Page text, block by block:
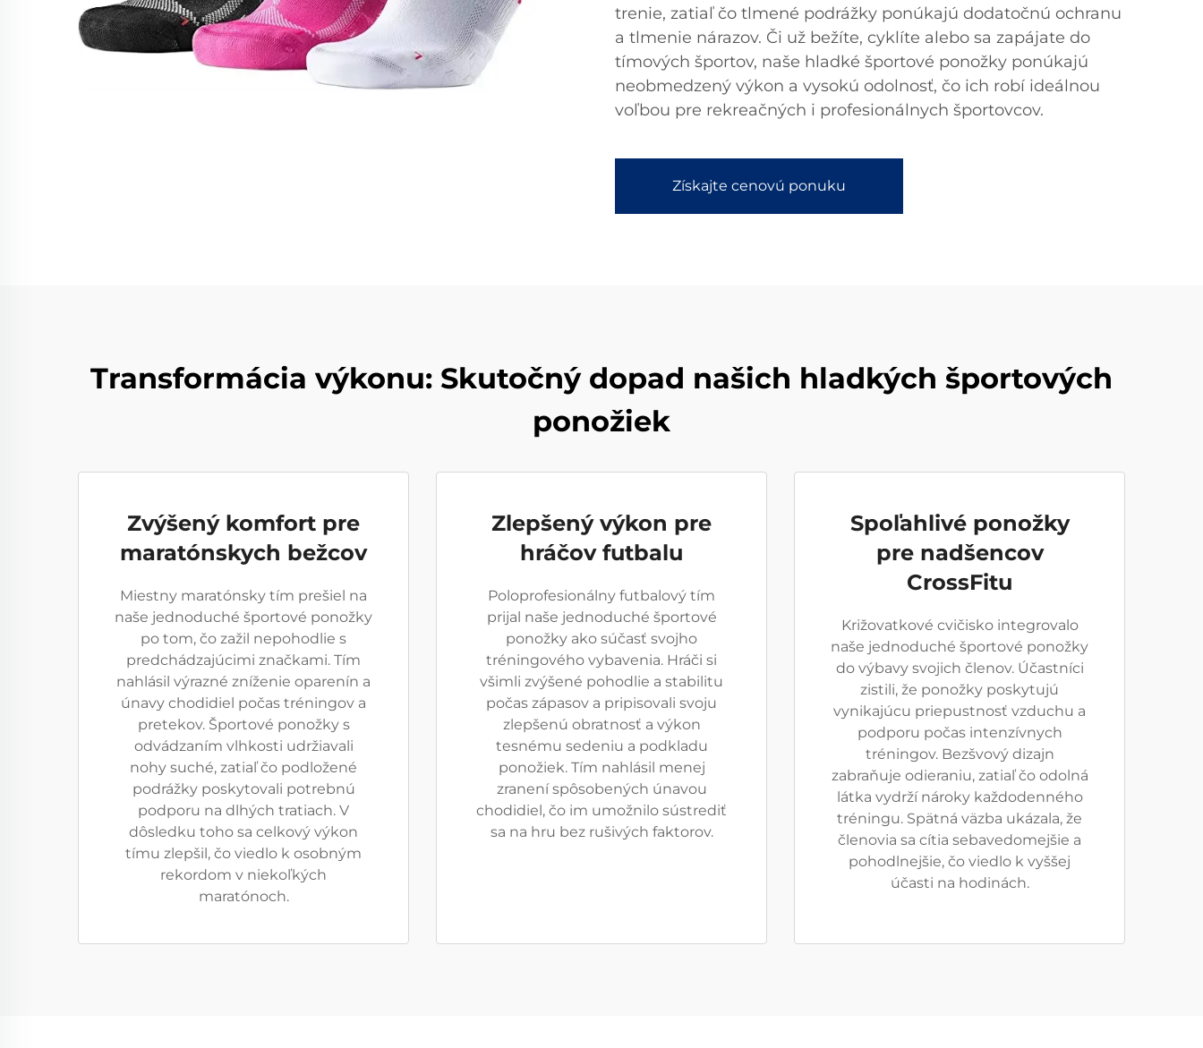
trenie, zatiaľ čo tlmené podrážky ponúkajú dodatočnú ochranu
a tlmenie nárazov. Či už bežíte, cyklíte alebo sa zapájate do
tímových športov, naše hladké športové ponožky ponúkajú
neobmedzený výkon a vysokú odolnosť, čo ich robí ideálnou
voľbou pre rekreačných i profesionálnych športovcov.
Získajte cenovú ponuku
Transformácia výkonu: Skutočný dopad našich hladkých športových
ponožiek
Zvýšený komfort pre
maratónskych bežcov
Miestny maratónsky tím prešiel na
naše jednoduché športové ponožky
po tom, čo zažil nepohodlie s
predchádzajúcimi značkami. Tím
nahlásil výrazné zníženie oparenín a
únavy chodidiel počas tréningov a
pretekov. Športové ponožky s
odvádzaním vlhkosti udržiavali
nohy suché, zatiaľ čo podložené
podrážky poskytovali potrebnú
podporu na dlhých tratiach. V
dôsledku toho sa celkový výkon
tímu zlepšil, čo viedlo k osobným
rekordom v niekoľkých
maratónoch.
Zlepšený výkon pre
hráčov futbalu
Poloprofesionálny futbalový tím
prijal naše jednoduché športové
ponožky ako súčasť svojho
tréningového vybavenia. Hráči si
všimli zvýšené pohodlie a stabilitu
počas zápasov a pripisovali svoju
zlepšenú obratnosť a výkon
tesnému sedeniu a podkladu
ponožiek. Tím nahlásil menej
zranení spôsobených únavou
chodidiel, čo im umožnilo sústrediť
sa na hru bez rušivých faktorov.
Spoľahlivé ponožky
pre nadšencov
CrossFitu
Križovatkové cvičisko integrovalo
naše jednoduché športové ponožky
do výbavy svojich členov. Účastníci
zistili, že ponožky poskytujú
vynikajúcu priepustnosť vzduchu a
podporu počas intenzívnych
tréningov. Bezšvový dizajn
zabraňuje odieraniu, zatiaľ čo odolná
látka vydrží nároky každodenného
tréningu. Spätná väzba ukázala, že
členovia sa cítia sebavedomejšie a
pohodlnejšie, čo viedlo k vyššej
účasti na hodinách.